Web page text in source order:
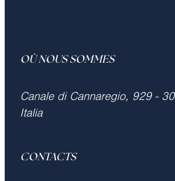
OÙ NOUS SOMMES
Canale di Cannaregio, 929 -
Italia
CONTACTS